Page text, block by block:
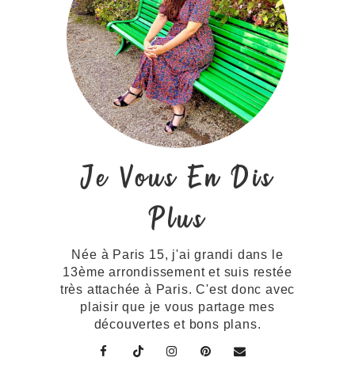
Je Vous En Dis
Plus
Née à Paris 15, j'ai grandi dans le
13ème arrondissement et suis restée
très attachée à Paris. C'est donc avec
plaisir que je vous partage mes
découvertes et bons plans.